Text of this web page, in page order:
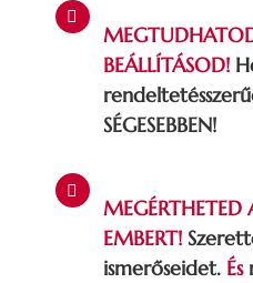
BEÁLLÍTÁSOD!
SÉGESEBBEN!
MEGÉRTHETED
EMBERT!
ismerőseidet. És